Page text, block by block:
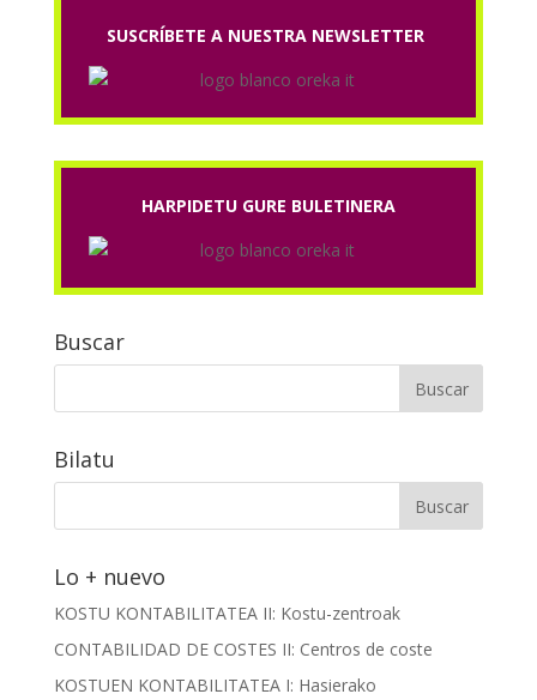
SUSCRÍBETE A NUESTRA NEWSLETTER
HARPIDETU GURE BULETINERA
Buscar
Bilatu
Lo + nuevo
KOSTU KONTABILITATEA II: Kostu-zentroak
CONTABILIDAD DE COSTES II: Centros de coste
KOSTUEN KONTABILITATEA I: Hasierako